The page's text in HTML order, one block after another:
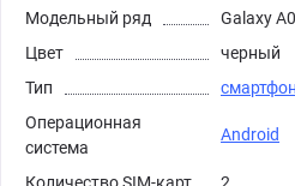
Модельный ряд
Galaxy
Цвет
черный
Тип
смартфон
Операционная
система
Android